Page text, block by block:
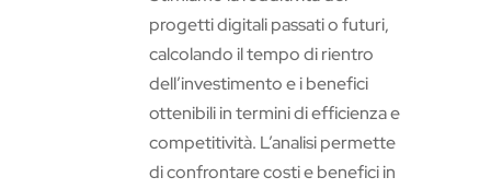
progetti digitali passati o futuri,
calcolando il tempo di rientro
dell’investimento e i benefici
ottenibili in termini di efficienza e
competitività. L’analisi permette
di confrontare costi e benefici in